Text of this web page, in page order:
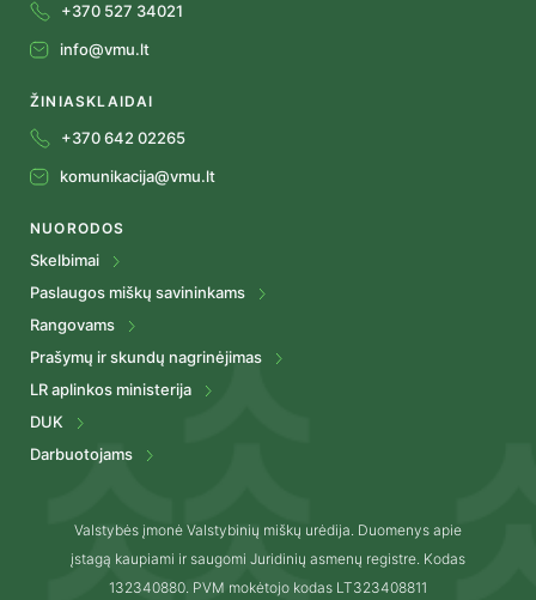
+370 527 34021
info@vmu.lt
ŽINIASKLAIDAI
+370 642 02265
komunikacija@vmu.lt
NUORODOS
Skelbimai
Paslaugos miškų savininkams
Rangovams
Prašymų ir skundų nagrinėjimas
LR aplinkos ministerija
DUK
Darbuotojams
Valstybės įmonė Valstybinių miškų urėdija. Duomenys apie
įstagą kaupiami ir saugomi Juridinių asmenų registre. Kodas
132340880. PVM mokėtojo kodas LT323408811